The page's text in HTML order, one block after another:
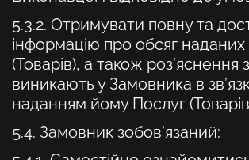
5.3.2. Отримувати повну та
інформацію про обсяг
(Товарів), а також роз’яснення
виникають у Замовника в
наданням йому Послуг
5.4. Замовник зобов’язаний: